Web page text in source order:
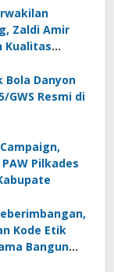
Zaldi Amir
Kualitas
Bola Danyon
GWS Resmi di
Pilkades
Kode Etik